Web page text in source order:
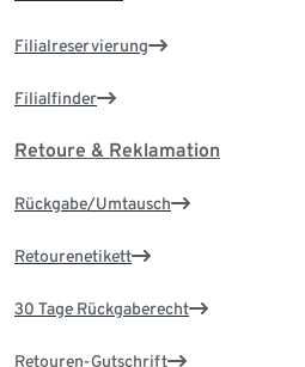
Filialreservierung
Filialfinder
Retoure & Reklamation
Rückgabe/Umtausch
Retourenetikett
30 Tage Rückgaberecht
Retouren-Gutschrift